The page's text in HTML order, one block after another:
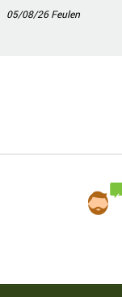
05/08/26Feulen